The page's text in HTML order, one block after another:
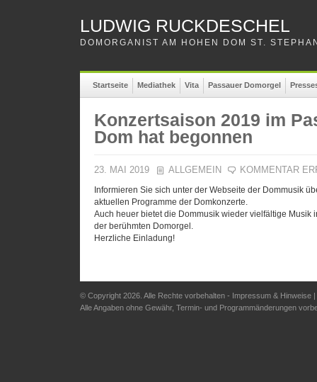
LUDWIG RUCKDESCHEL
DOMORGANIST AM HOHEN DOM ST.
Startseite Mediathek Vita Passauer Domorgel
Konzertsaison 2019 im
Dom hat begonnen
23. MAI 2019 ALLGEMEIN KOMMENTAR
Informieren Sie sich unter der Webseite der Dommusik
aktuellen Programme der Domkonzerte.
Auch heuer bietet die Dommusik wieder vielfältige Musik
der berühmten Domorgel.
Herzliche Einladung!
© Copyright 2026. Alle Rechte vorbehalten - Impressum & Hinweise|
Alle Angaben ohne Gewähr, Termin- und Programmänderungen